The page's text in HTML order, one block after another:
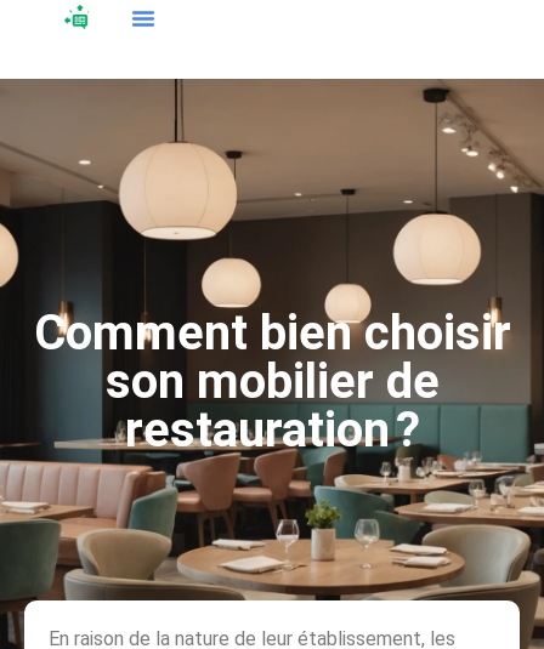
Comment bien choisir
son mobilier de
restauration ?
En raison de la nature de leur établissement, les